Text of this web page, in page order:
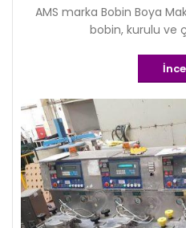
AMS marka Bobin Boya
bobin, kurulu ve